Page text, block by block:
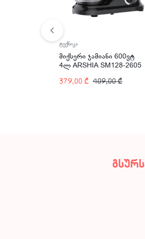
ტექნიკა
მიქსერი ჯამიანი 600ვტ
4ლ ARSHIA SM128-2605
379,00 ₾ 409,00₾